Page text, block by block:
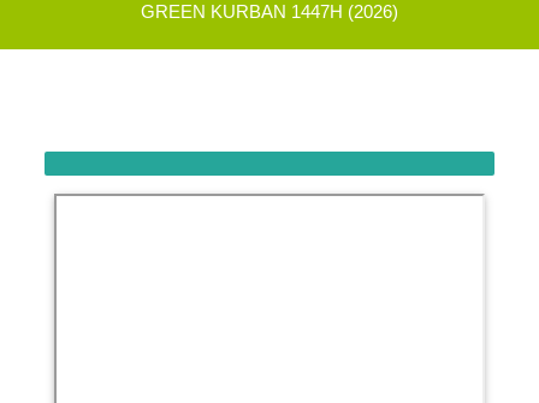
GREEN KURBAN 1447H (2026)